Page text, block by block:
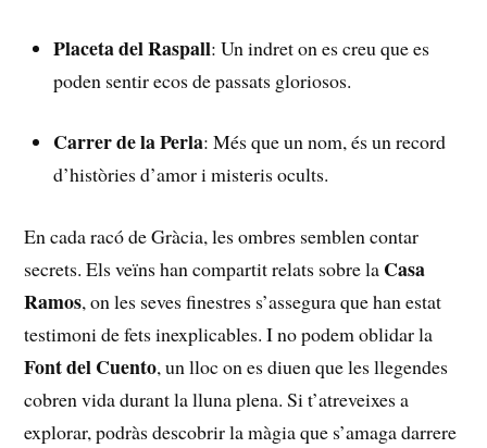
Placeta del ⁤Raspall: Un ⁣indret on es ⁣creu⁣ que ⁢es
poden sentir ecos de‌ passats gloriosos.
Carrer de la Perla: Més ‌que un⁤ nom, és un record
d’històries d’amor i⁢ misteris ‌ocults.
En cada racó de Gràcia, les ombres⁢ semblen ⁣contar ​
secrets. ⁣Els ​veïns⁢ han compartit ‍relats⁢ sobre la‍ Casa
Ramos, ⁢on les⁢ seves finestres s’assegura⁣ que han estat
testimoni⁣ de fets inexplicables. I no podem oblidar‌ la
Font⁤ del Cuento, un lloc on‌ es diuen que les ​llegendes
cobren vida durant la⁤ lluna plena. Si t’atreveixes a
explorar, podràs ​descobrir ⁤la ⁤màgia​ que s’amaga darrere